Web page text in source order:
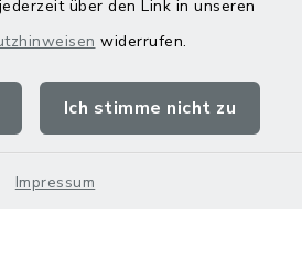
über den Link in unseren
widerrufen.
Ich stimme nicht zu
Impressum
Impressum
Sitemap